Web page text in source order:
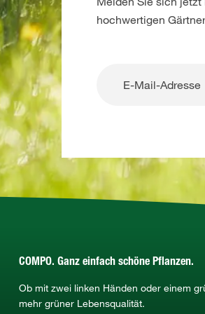
hochwertigen
COMPO. Ganz einfach schöne Pflanzen.
Ob mit zwei linken Händen oder einem
mehr grüner Lebensqualität.